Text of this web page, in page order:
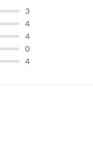
4
0
4
4
3